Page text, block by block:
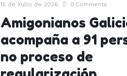
15 de Xullo de 2026 0 Comments
Amigonianos
acompaña a 91
no proceso de